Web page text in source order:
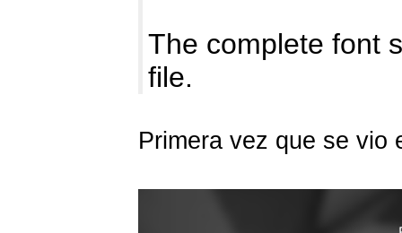
The complete font
file.
Primera vez que se vio